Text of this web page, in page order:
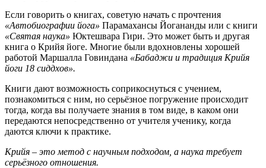
Если говорить о книгах, советую начать с прочтения
«Автобиографии йога» Парамахансы Йогананды или с книги
«Святая наука» Юктешвара Гири. Это может быть и другая
книга о Крийя йоге. Многие были вдохновлены хорошей
работой Маршалла Говиндана «Бабаджи и традиция Крийя
йоги 18 сиддхов».
Книги дают возможность соприкоснуться с учением,
познакомиться с ним, но серьёзное погружение происходит
тогда, когда вы получаете знания в том виде, в каком они
передаются непосредственно от учителя ученику, когда
даются ключи к практике.
Крийя – это метод с научным подходом, а наука требует
серьёзного отношения.